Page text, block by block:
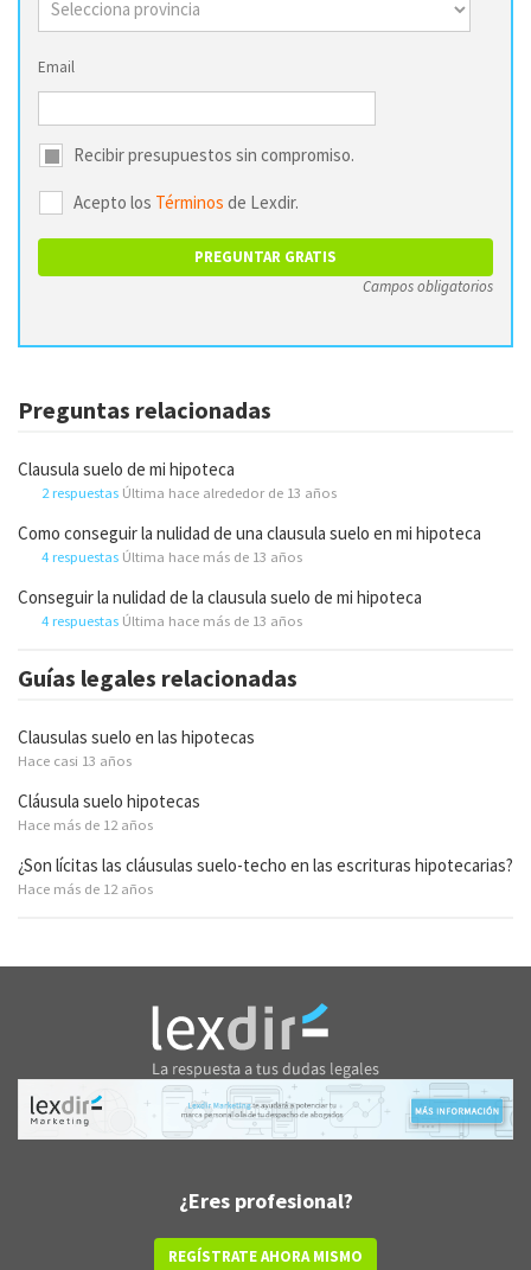
Email
Recibir presupuestos sin compromiso.
Acepto los Términos de Lexdir.
Campos obligatorios
Preguntas relacionadas
Clausula suelo de mi hipoteca
2 respuestas Última hace alrededor de 13 años
Como conseguir la nulidad de una clausula suelo en mi hipoteca
4 respuestas Última hace más de 13 años
Conseguir la nulidad de la clausula suelo de mi hipoteca
4 respuestas Última hace más de 13 años
Guías legales relacionadas
Clausulas suelo en las hipotecas
Hace casi 13 años
Cláusula suelo hipotecas
Hace más de 12 años
¿Son lícitas las cláusulas suelo-techo en las escrituras hipotecarias?
Hace más de 12 años
¿Eres profesional?
REGÍSTRATE AHORA MISMO